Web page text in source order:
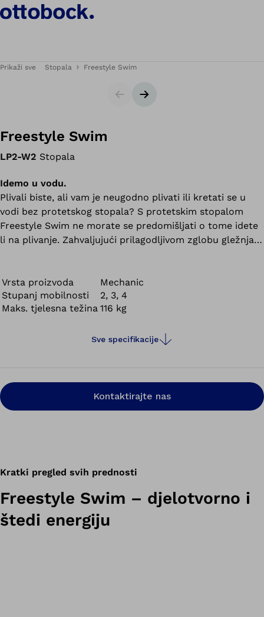
Prikaži sve Stopala Freestyle Swim
KlizačSljedeći slajd
Freestyle Swim
LP2-W2 Stopala
Idemo u vodu.
Plivali biste, ali vam je neugodno plivati ili kretati se u
vodi bez protetskog stopala? S protetskim stopalom
Freestyle Swim ne morate se predomišljati o tome idete
li na plivanje. Zahvaljujući prilagodljivom zglobu gležnja
plivanje.
Vrsta proizvoda
Mechanic
Stupanj mobilnosti
2, 3, 4
Maks. tjelesna težina 116 kg
Sve specifikacije
Kontaktirajte nas
Kratki pregled svih prednosti
Freestyle Swim – djelotvorno i
štedi energiju